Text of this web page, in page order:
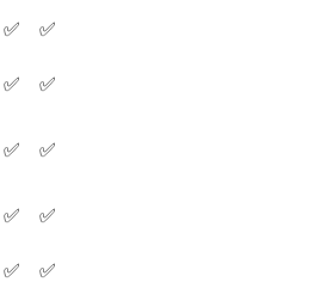
✅ ✅
✅ ✅
✅ ✅
✅ ✅
✅ ✅